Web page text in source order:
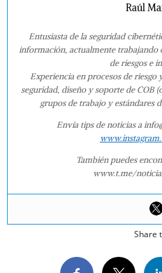
Raúl
Entusiasta de la seguridad
información, actualmente trabajando
de riesgos e
Experiencia en procesos de
seguridad, diseño y soporte de COB
grupos de trabajo y estándares
Envía tips de noticias a
También puedes
www.t.me/
Share